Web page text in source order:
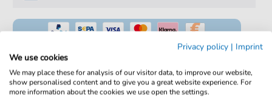
100% Legal & Lizenziert
Privacy policy | Imprint
We use cookies
We may place these for analysis of our visitor data, to improve our website,
show personalised content and to give you a great website experience. For
more information about the cookies we use open the settings.